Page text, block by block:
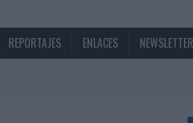
REPORTAJES ENLACES NEWSLETTER